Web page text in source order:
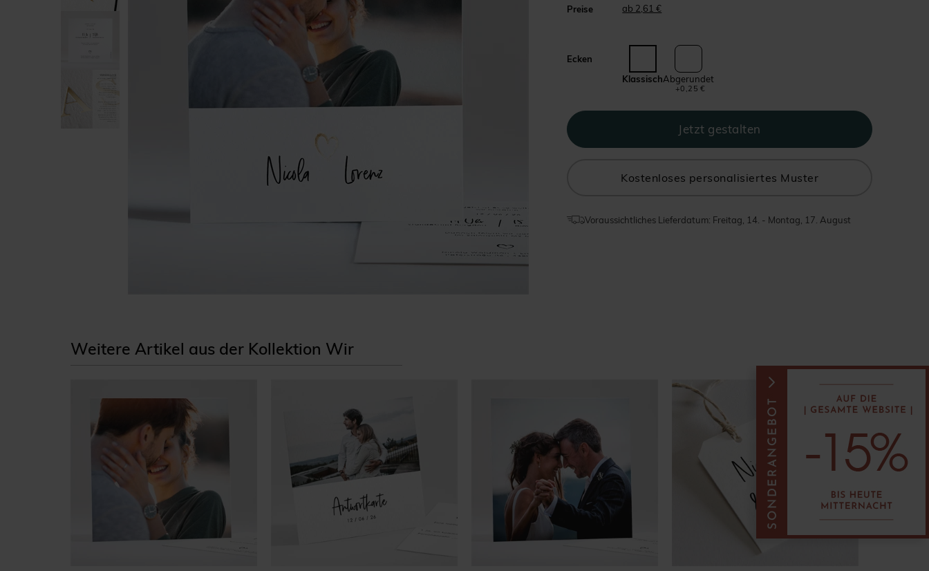
Preise ab 2,61 €
Ecken
KlassischAbgerundet
+0,25 €
Kostenloses personalisiertes Muster
Voraussichtliches Lieferdatum: Freitag, 14. - Montag, 17. August
Weitere Artikel aus der Kollektion Wir